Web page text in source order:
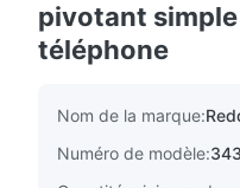
pivotant
téléphone
Nom de la marque:
Numéro de modèle: